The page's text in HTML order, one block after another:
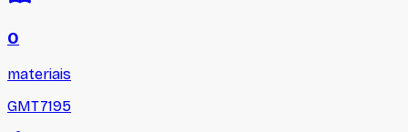
0
materiais
GMT7195